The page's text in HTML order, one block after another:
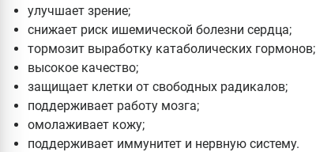
улучшает зрение;
снижает риск ишемической болезни сердца;
тормозит выработку катаболических гормонов;
высокое качество;
защищает клетки от свободных радикалов;
поддерживает работу мозга;
омолаживает кожу;
поддерживает иммунитет и нервную систему.